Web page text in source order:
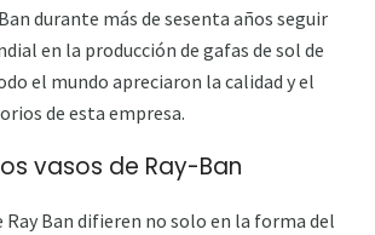
durante más de sesenta años seguir
en la producción de gafas de sol de
el mundo apreciaron la calidad y el
de esta empresa.
vasos de Ray-Ban
Ray Ban difieren no solo en la forma del